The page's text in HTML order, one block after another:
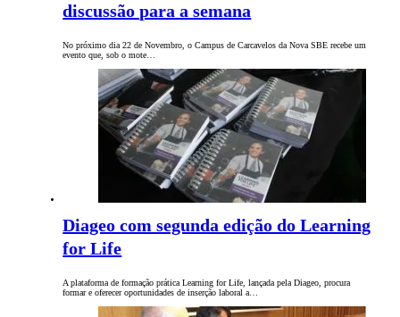
discussão para a semana
No próximo dia 22 de Novembro, o Campus de Carcavelos da Nova SBE recebe um
evento que, sob o mote…
Diageo com segunda edição do Learning
for Life
A plataforma de formação prática Learning for Life, lançada pela Diageo, procura
formar e oferecer oportunidades de inserção laboral a…